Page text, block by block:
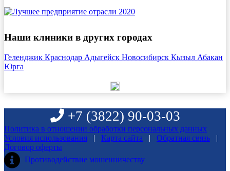
Наши клиники в других городах
Геленджик Краснодар Адыгейск Новосибирск Кызыл Абакан
Юрга
+7 (3822) 90-03-03
Политика в отношении обработки персональных данных
Условия использования
| Карта сайта | Обратная связь
|
Договор оферты
Противодействие мошенничеству